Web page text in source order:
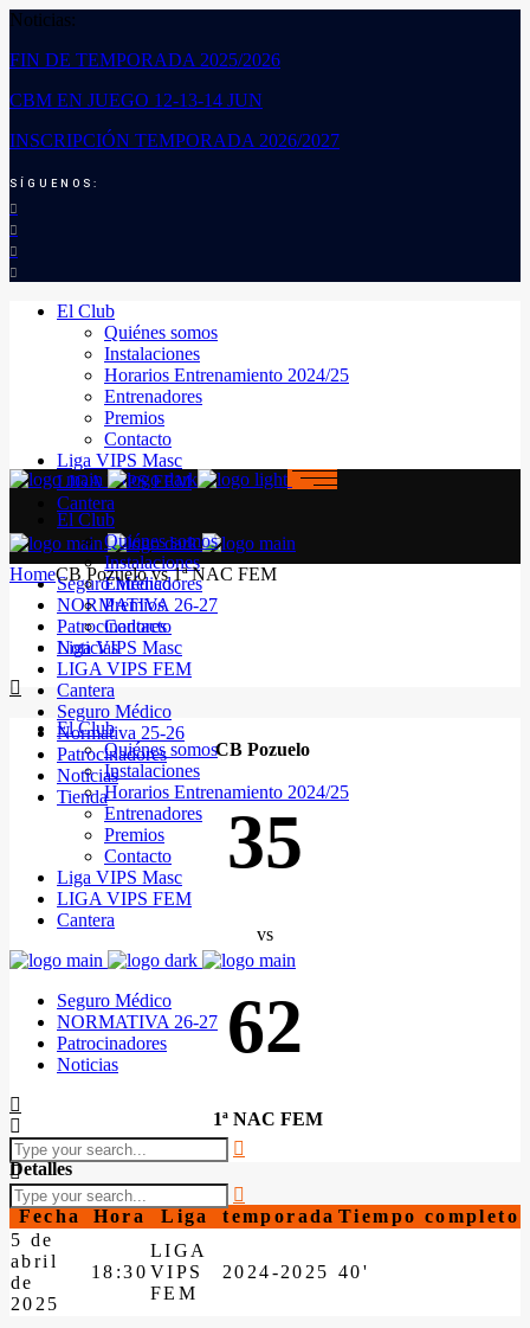
Noticias:
FIN DE TEMPORADA 2025/2026
CBM EN JUEGO 12-13-14 JUN
INSCRIPCIÓN TEMPORADA 2026/2027
SÍGUENOS:
El Club
Quiénes somos
Instalaciones
Horarios Entrenamiento 2024/25
Entrenadores
Premios
Contacto
Liga VIPS Masc
LIGA VIPS FEM
Cantera
Seguro Médico
NORMATIVA 26-27
Patrocinadores
Noticias
El Club
Quiénes somos
Instalaciones
Horarios Entrenamiento 2024/25
Entrenadores
Premios
Contacto
Liga VIPS Masc
LIGA VIPS FEM
Cantera
Seguro Médico
NORMATIVA 26-27
Patrocinadores
Noticias
El Club
Quiénes somos
Instalaciones
Entrenadores
Premios
Contacto
Liga VIPS Masc
LIGA VIPS FEM
Cantera
Seguro Médico
Normativa 25-26
Patrocinadores
Noticias
Tienda
HomeCB Pozuelo vs 1ª NAC FEM
CB Pozuelo
35
vs
62
1ª NAC FEM
Detalles
Fecha Hora Liga temporada Tiempo completo
5 de
abril
de
2025
18:30
LIGA
VIPS
FEM
2024-2025 40'